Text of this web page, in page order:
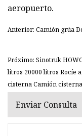
aeropuerto.
Anterior: Camión grúa
Próximo: Sinotruk
litros 20000 litros Rocíe
cisterna Camión cisterna
Enviar Consulta